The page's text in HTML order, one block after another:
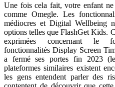
Une fois cela fait, votre enfant
comme Omegle. Les
médiocres et Digital Wellbeing
options telles que FlashGet Kids.
exprimées concernant le
fonctionnalités Display Screen
a fermé ses portes fin 2023
plateformes similaires existent
les gens entendent parler des